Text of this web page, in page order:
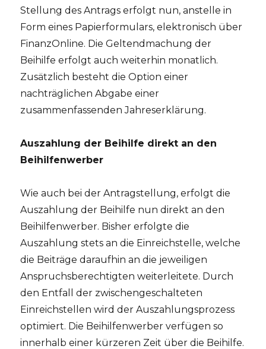
Stellung des Antrags erfolgt nun, anstelle in
Form eines Papierformulars, elektronisch über
FinanzOnline. Die Geltendmachung der
Beihilfe erfolgt auch weiterhin monatlich.
Zusätzlich besteht die Option einer
nachträglichen Abgabe einer
zusammenfassenden Jahreserklärung.
Auszahlung der Beihilfe direkt an den
Beihilfenwerber
Wie auch bei der Antragstellung, erfolgt die
Auszahlung der Beihilfe nun direkt an den
Beihilfenwerber. Bisher erfolgte die
Auszahlung stets an die Einreichstelle, welche
die Beiträge daraufhin an die jeweiligen
Anspruchsberechtigten weiterleitete. Durch
den Entfall der zwischengeschalteten
Einreichstellen wird der Auszahlungsprozess
optimiert. Die Beihilfenwerber verfügen so
innerhalb einer kürzeren Zeit über die Beihilfe.